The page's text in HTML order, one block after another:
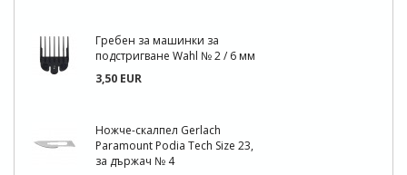
Гребен за машинки за
подстригване Wahl № 2 / 6 мм
3,50 EUR
Ножче-скалпел Gerlach
Paramount Podia Tech Size 23,
за държач № 4